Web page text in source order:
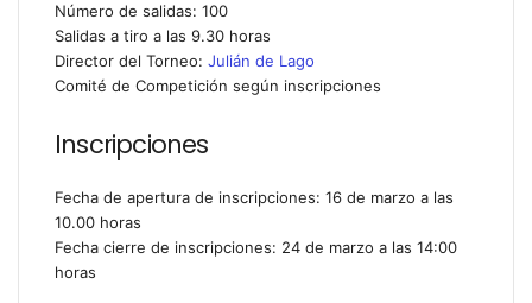
Número de salidas: 100
Salidas a tiro a las 9.30 horas
Director del Torneo: Julián de Lago
Comité de Competición según inscripciones
Inscripciones
Fecha de apertura de inscripciones: 16 de marzo a las
10.00 horas
Fecha cierre de inscripciones: 24 de marzo a las 14:00
horas